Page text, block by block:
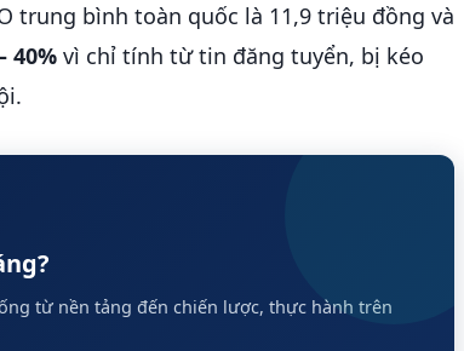
trung bình toàn quốc là 11,9 triệu đồng và
40% vì chỉ tính từ tin đăng tuyển, bị kéo
từ nền tảng đến chiến lược, thực hành trên